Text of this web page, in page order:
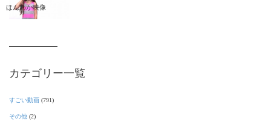
ほんわか映像
カテゴリー一覧
すごい動画 (791)
その他 (2)